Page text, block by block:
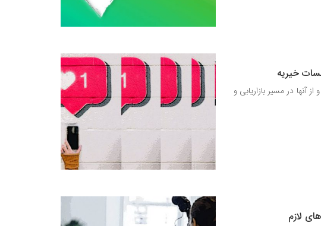
خیریه
و از آنها در مسیر بازاریابی و
لازم